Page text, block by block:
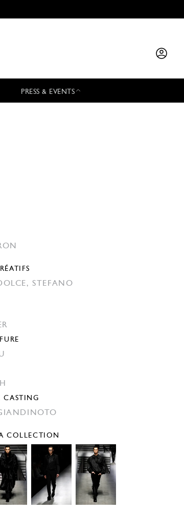
PRESS & EVENTS
STEFANO
CASTING
COLLECTION